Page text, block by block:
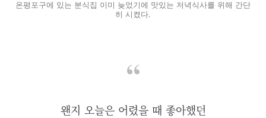
온평포구에 있는 분식집 이미 늦었기에 맛있는 저녁식사를 위해 간단
히 시켰다.
왠지 오늘은 어렸을 때 좋아했던